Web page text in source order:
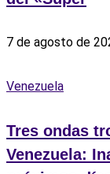
7 de agosto de
Venezuela
Tres ondas
Venezuela: